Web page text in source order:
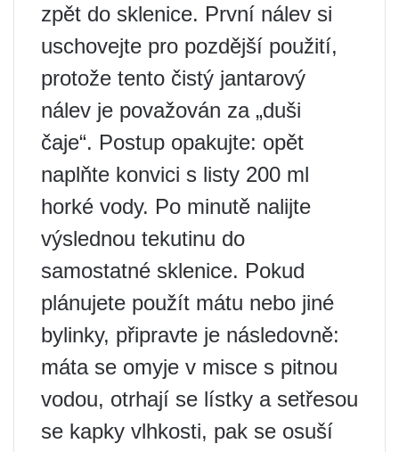
zpět do sklenice. První nálev si
uschovejte pro pozdější použití,
protože tento čistý jantarový
nálev je považován za „duši
čaje“. Postup opakujte: opět
naplňte konvici s listy 200 ml
horké vody. Po minutě nalijte
výslednou tekutinu do
samostatné sklenice. Pokud
plánujete použít mátu nebo jiné
bylinky, připravte je následovně:
máta se omyje v misce s pitnou
vodou, otrhají se lístky a setřesou
se kapky vlhkosti, pak se osuší